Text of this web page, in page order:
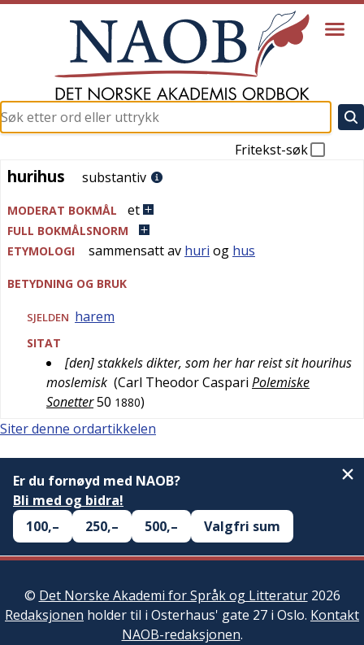
Fritekst-søk
hurihus
hurihus substantiv
MODERAT BOKMÅL et
FULL BOKMÅLSNORM
ETYMOLOGI
sammensatt av huri og hus
BETYDNING OG BRUK
SJELDEN harem
SITAT
[den] stakkels dikter, som her har reist sit hourihus
moslemisk (Carl Theodor Caspari Polemiske
Sonetter50 1880)
Siter denne ordartikkelen
Er du fornøyd med NAOB?
Bli med og bidra!
100,–
250,– 500,– Valgfri sum
© Det Norske Akademi for Språk og Litteratur2026
Redaksjonen holder til i Osterhaus' gate 27 i Oslo. Kontakt
NAOB-redaksjonen.